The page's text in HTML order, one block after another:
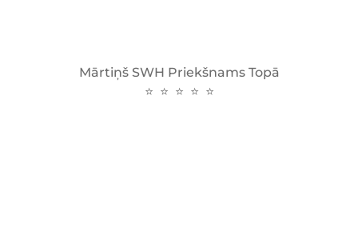
Mārtiņš SWH Priekšnams Topā
⭐ ⭐ ⭐ ⭐ ⭐